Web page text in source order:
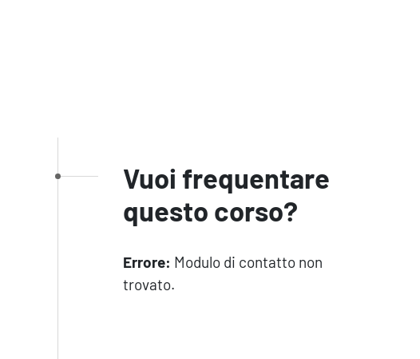
Vuoi frequentare
questo corso?
Errore: Modulo di contatto non
trovato.